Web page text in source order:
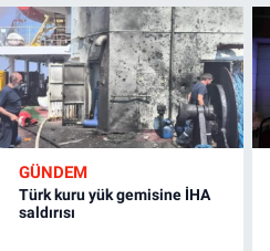
GÜNDEM
Türk kuru yük gemisine İHA
saldırısı